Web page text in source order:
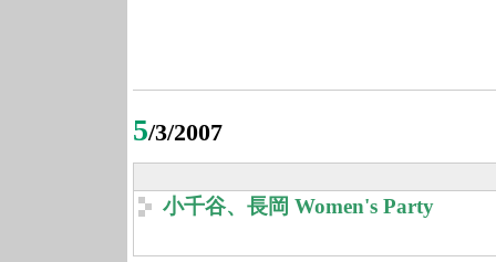
5/3/2007
小千谷、長岡 Women's Party